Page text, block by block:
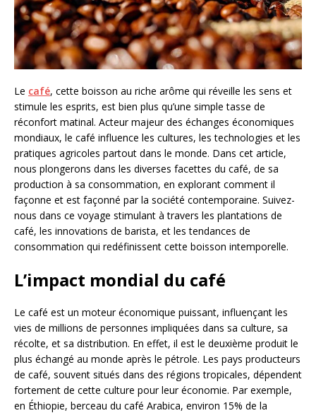
Le café, cette boisson au riche arôme qui réveille les sens et
stimule les esprits, est bien plus qu’une simple tasse de
réconfort matinal. Acteur majeur des échanges économiques
mondiaux, le café influence les cultures, les technologies et les
pratiques agricoles partout dans le monde. Dans cet article,
nous plongerons dans les diverses facettes du café, de sa
production à sa consommation, en explorant comment il
façonne et est façonné par la société contemporaine. Suivez-
nous dans ce voyage stimulant à travers les plantations de
café, les innovations de barista, et les tendances de
consommation qui redéfinissent cette boisson intemporelle.
L’impact mondial du café
Le café est un moteur économique puissant, influençant les
vies de millions de personnes impliquées dans sa culture, sa
récolte, et sa distribution. En effet, il est le deuxième produit le
plus échangé au monde après le pétrole. Les pays producteurs
de café, souvent situés dans des régions tropicales, dépendent
fortement de cette culture pour leur économie. Par exemple,
en Éthiopie, berceau du café Arabica, environ 15% de la